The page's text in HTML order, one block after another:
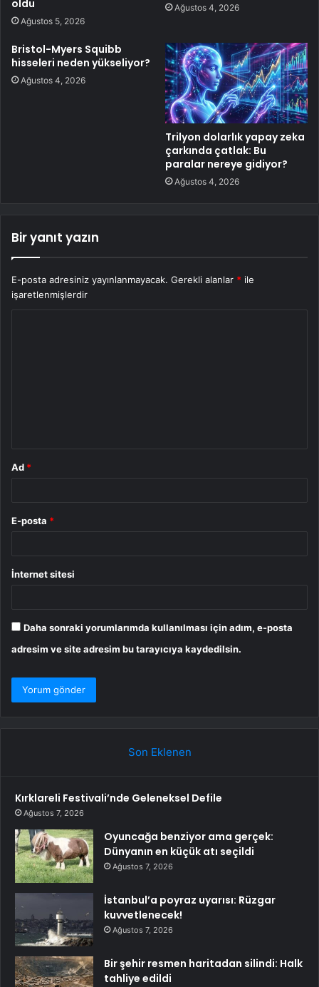
oldu
Ağustos 5, 2026
Ağustos 4, 2026
Bristol-Myers Squibb
hisseleri neden yükseliyor?
Ağustos 4, 2026
Trilyon dolarlık yapay zeka
çarkında çatlak: Bu
paralar nereye gidiyor?
Ağustos 4, 2026
Bir yanıt yazın
E-posta adresiniz yayınlanmayacak. Gerekli alanlar * ile
işaretlenmişlerdir
Ad *
E-posta *
İnternet sitesi
Daha sonraki yorumlarımda kullanılması için adım, e-posta
adresim ve site adresim bu tarayıcıya kaydedilsin.
Son Eklenen
Kırklareli Festivali’nde Geleneksel Defile
Ağustos 7, 2026
Oyuncağa benziyor ama gerçek:
Dünyanın en küçük atı seçildi
Ağustos 7, 2026
İstanbul’a poyraz uyarısı: Rüzgar
kuvvetlenecek!
Ağustos 7, 2026
Bir şehir resmen haritadan silindi: Halk
tahliye edildi